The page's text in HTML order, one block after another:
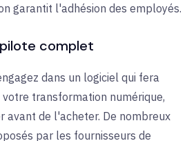
garantit l'adhésion des employés.
complet
dans un logiciel qui fera
transformation numérique,
avant de l'acheter. De nombreux
par les fournisseurs de